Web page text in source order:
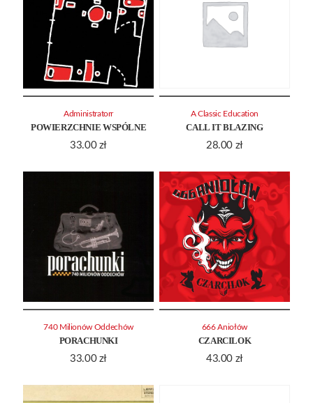
POWIERZCHNIE WSPÓLNE
33.00 zł
Administratorr
CALL IT BLAZING
28.00 zł
A Classic Education
PORACHUNKI
33.00 zł
740 Milionów Oddechów
CZARCILOK
43.00 zł
666 Aniołów